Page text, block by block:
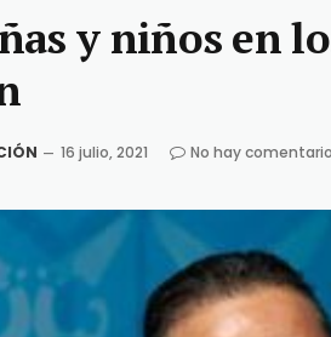
y niños en
16 julio, 2021 No hay